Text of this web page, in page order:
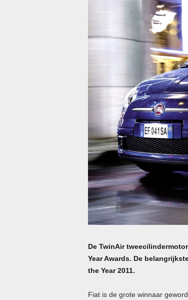
De TwinAir
Year Awards. De
the Year 2011.
Fiat is de grote winnaar